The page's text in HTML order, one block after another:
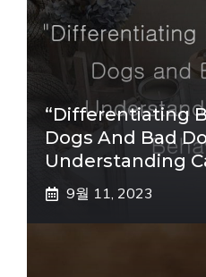
“Differentiating
Dogs And Bad
Understanding
9월 11, 2023